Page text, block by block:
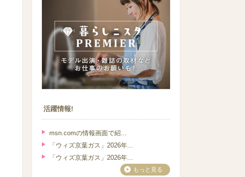
活躍情報!
msn.comの情報画面で紹...
「ウィズ京葉ガス」2026年...
「ウィズ京葉ガス」2026年...
もっと見る